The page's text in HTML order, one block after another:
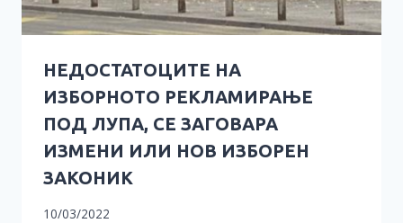
НЕДОСТАТОЦИТЕ НА
ИЗБОРНОТО РЕКЛАМИРАЊЕ
ПОД ЛУПА, СЕ ЗАГОВАРА
ИЗМЕНИ ИЛИ НОВ ИЗБОРЕН
ЗАКОНИК
10/03/2022